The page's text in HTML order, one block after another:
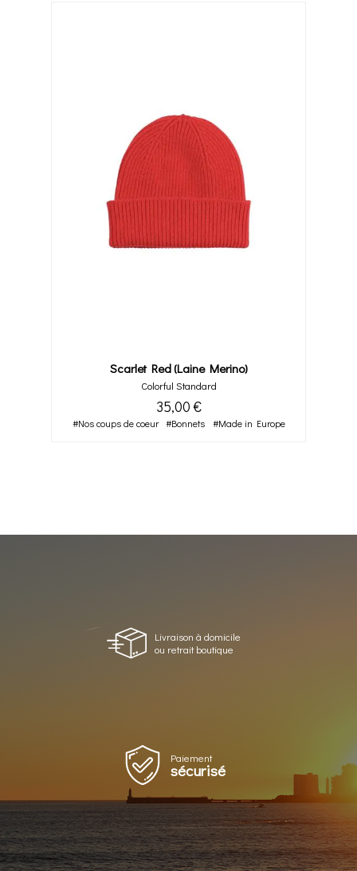
Scarlet Red (laine Merino)
Colorful Standard
35,00 €
#Nos coups de coeur #Bonnets #Made in Europe
Livraison à domicile
ou retrait boutique
Paiement
sécurisé